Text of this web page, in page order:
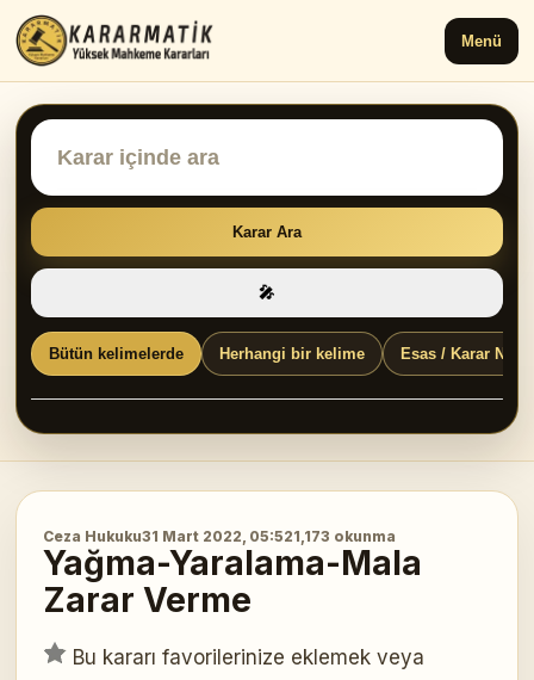
Menü
Karar Ara
🎤
Bütün kelimelerde Herhangi bir kelime Esas / Karar No
Ceza Hukuku31 Mart 2022, 05:521,173 okunma
Yağma-Yaralama-Mala
Zarar Verme
Bu kararı favorilerinize eklemek veya